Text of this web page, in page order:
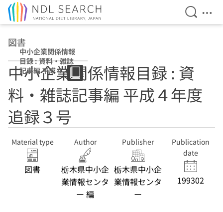
Open
図書
中小企業関係情報
目録 : 資料・雑誌
記事編 平成４年
度追録３号
中小企業関係情報目録 : 資
料・雑誌記事編 平成４年度
追録３号
Material type
図書
Author
栃木県中小企
業情報センタ
ー 編
Publisher
栃木県中小企
業情報センタ
ー
Publication
date
199302